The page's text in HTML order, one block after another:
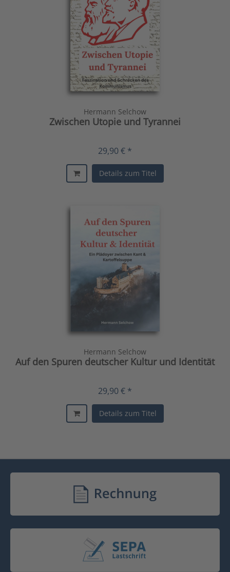
Hermann Selchow
Zwischen Utopie und Tyrannei
29,90 € *
Details zum Titel
Hermann Selchow
Auf den Spuren deutscher Kultur und Identität
29,90 € *
Details zum Titel